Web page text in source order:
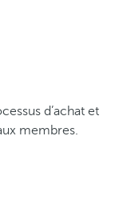
d’achat et
membres.